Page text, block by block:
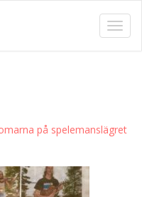
på spelemanslägret